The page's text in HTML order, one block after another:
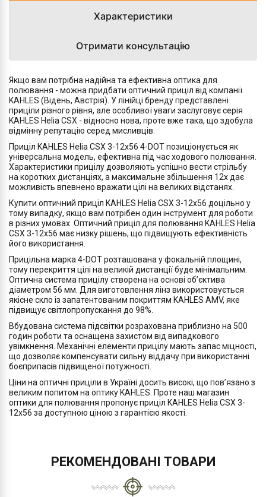
Характеристики
Отримати консультацію
Якщо вам потрібна надійна та ефективна оптика для
полювання - можна придбати оптичний приціл від компанії
KAHLES (Відень, Австрія). У лінійці бренду представлені
приціли різного рівня, але особливої уваги заслуговує серія
KAHLES Helia CSX - відносно нова, проте вже така, що здобула
відмінну репутацію серед мисливців.
Приціл KAHLES Helia CSX 3-12x56 4-DOT позиціонується як
універсальна модель, ефективна під час ходового полювання.
Характеристики прицілу дозволяють успішно вести стрільбу
на коротких дистанціях, а максимальне збільшення 12х дає
можливість впевнено вражати цілі на великих відстанях.
Купити оптичний приціл KAHLES Helia CSX 3-12x56 доцільно у
тому випадку, якщо вам потрібен один інструмент для роботи
в різних умовах. Оптичний приціл для полювання KAHLES Helia
CSX 3-12x56 має низку рішень, що підвищують ефективність
його використання.
Прицільна марка 4-DOT розташована у фокальній площині,
тому перекриття цілі на великій дистанції буде мінімальним.
Оптична система прицілу створена на основі об’єктива
діаметром 56 мм. Для виготовлення лінз використовується
якісне скло із запатентованим покриттям KAHLES AMV, яке
підвищує світлопропускання до 98%.
Вбудована система підсвітки розрахована приблизно на 500
годин роботи та оснащена захистом від випадкового
увімкнення. Механічні елементи прицілу мають запас міцності,
що дозволяє компенсувати сильну віддачу при використанні
боєприпасів підвищеної потужності.
Ціни на оптичні приціли в Україні досить високі, що пов’язано з
великим попитом на оптику KAHLES. Проте наш магазин
оптики для полювання пропонує приціл KAHLES Helia CSX 3-
12x56 за доступною ціною з гарантією якості.
РЕКОМЕНДОВАНІ ТОВАРИ